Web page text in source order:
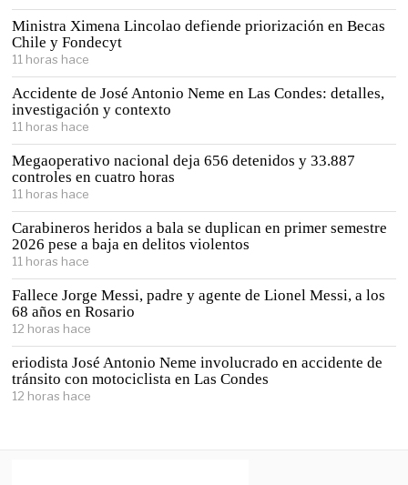
Ministra Ximena Lincolao defiende priorización en Becas
Chile y Fondecyt
11 horas hace
Accidente de José Antonio Neme en Las Condes: detalles,
investigación y contexto
11 horas hace
Megaoperativo nacional deja 656 detenidos y 33.887
controles en cuatro horas
11 horas hace
Carabineros heridos a bala se duplican en primer semestre
2026 pese a baja en delitos violentos
11 horas hace
Fallece Jorge Messi, padre y agente de Lionel Messi, a los
68 años en Rosario
12 horas hace
eriodista José Antonio Neme involucrado en accidente de
tránsito con motociclista en Las Condes
12 horas hace